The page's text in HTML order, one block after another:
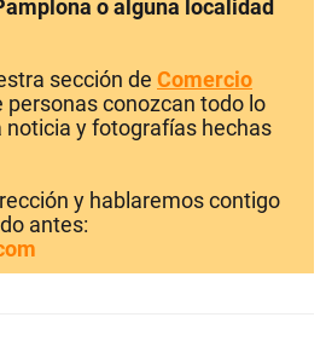
o alguna localidad
sección de Comercio
personas conozcan todo lo
noticia y fotografías hechas
y hablaremos contigo
antes: